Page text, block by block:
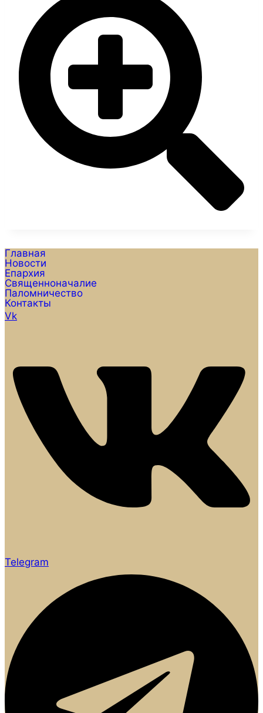
Главная
Новости
Епархия
Священноначалие
Паломничество
Контакты
Vk
Telegram